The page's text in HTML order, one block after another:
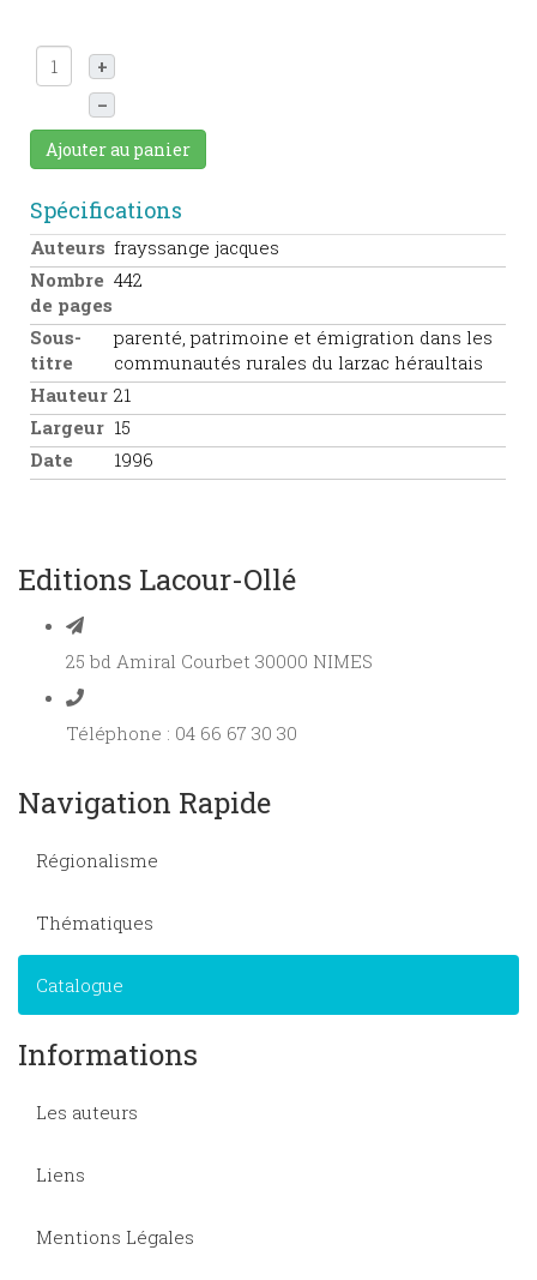
+
–
Ajouter au panier
Spécifications
Auteurs frayssange jacques
Nombre
de pages
442
Sous-
titre
parenté, patrimoine et émigration dans les
communautés rurales du larzac héraultais
Hauteur 21
Largeur 15
Date
1996
Editions Lacour-Ollé
25 bd Amiral Courbet 30000 NIMES
Téléphone : 04 66 67 30 30
Navigation Rapide
Régionalisme
Thématiques
Catalogue
Informations
Les auteurs
Liens
Mentions Légales